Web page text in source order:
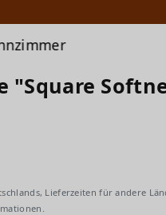
"Square
Lieferzeiten für andere